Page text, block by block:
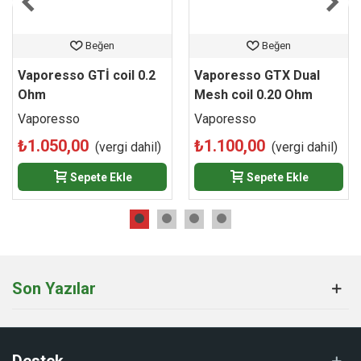
0.30 Ohm Dual Mesh coillerini, en avantajlı fiyatlar ve hızlı
edebilirsiniz. Beğen
Vaporesso GTİ coil 0.2
Ohm
Vaporesso
₺1.050,00 (vergi dahil)
Sepete Ekle
Beğen
Vaporesso GTX Dual
Mesh coil 0.20 Ohm
Vaporesso
₺1.100,00 (vergi dahil)
Sepete Ekle
Son Yazılar